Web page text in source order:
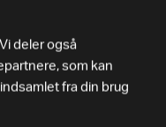
deler også
som kan
fra din brug